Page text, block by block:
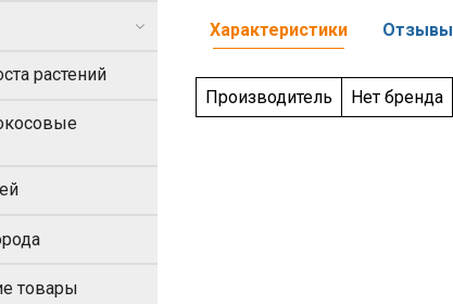
Характеристики
Производитель Нет бренда
Отзывы
растений
товары